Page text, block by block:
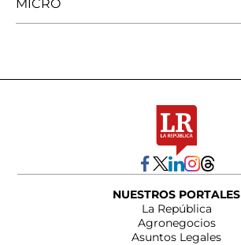
MICRO
NUESTROS PORTALES
La República
Agronegocios
Asuntos Legales